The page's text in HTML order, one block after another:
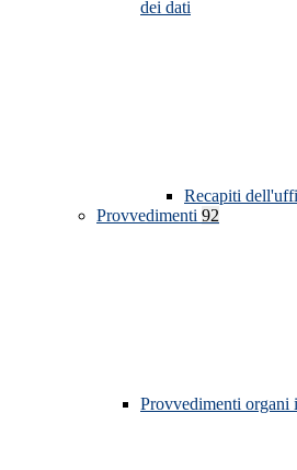
dei dati
Recapiti
Provvedimenti 92
Provvedimenti